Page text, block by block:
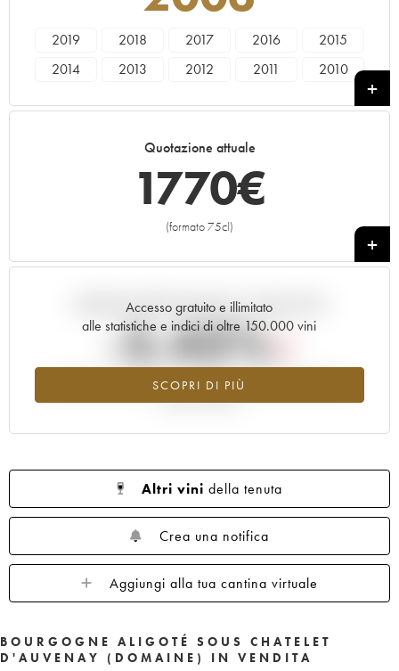
2019 2018 2017 2016
2015
2014
2013 2012 2011
2010
1997
Quotazione attuale
1770€
(formato 75cl)
+
Accesso gratuito e illimitato
alle statistiche e indici di oltre 150.000 vini
SCOPRI DI PIÙ
Andamento della quotazione in tempo reale
-5.43%
Tendenza al ribasso per il valore dell'annata 2003 nel 2026
Altri vini della tenuta
Crea una notifica
Aggiungi alla tua cantina virtuale
BOURGOGNE ALIGOTÉ SOUS CHATELET
D'AUVENAY (DOMAINE) IN VENDITA